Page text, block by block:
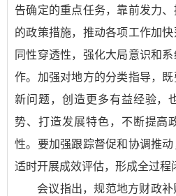
告确定的重点任务，靠前发力
的政策措施，推动各项工作加
同性穿透性，强化大局意识和
作。加强对地方的分类指导，
新问题，创造更多有益经验，
势、打造发展特色，不断提高
性。要加强跟踪督促和协调推
适时开展成效评估，形成全过程
会议指出，规范地方财政